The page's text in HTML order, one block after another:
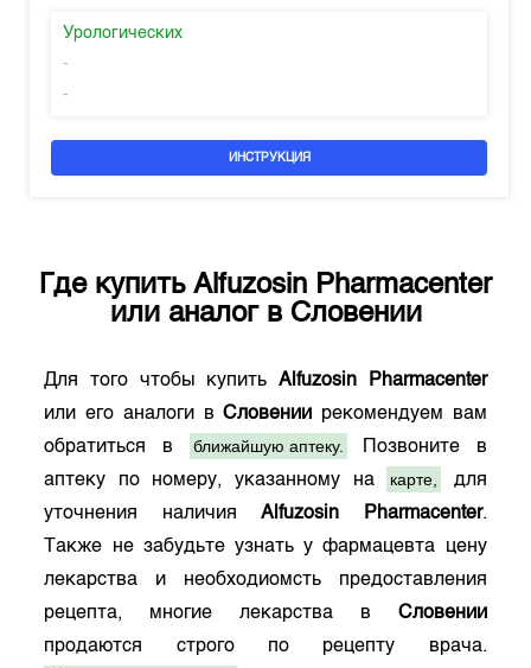
Урологических
-
-
ИНСТРУКЦИЯ
Где купить Alfuzosin Pharmacenter
или аналог в Словении
Для того чтобы купить Alfuzosin Pharmacenter
или его аналоги вСловении рекомендуем вам
обратиться в
ближайшую аптеку.
Позвоните в
аптеку по номеру, указанному на
карте,
для
уточнения наличияAlfuzosin Pharmacenter.
Также не забудьте узнать у фармацевта цену
лекарства и необходиомсть предоставления
рецепта, многие лекарства в Словении
продаются строго по рецепту врача.